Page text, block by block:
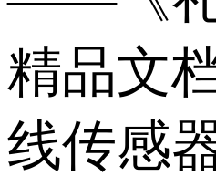
精品文
线传感